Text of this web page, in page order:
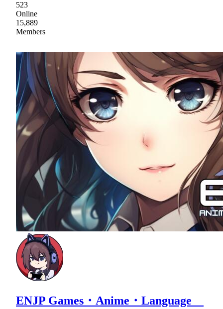
523
Online
15,889
Members
ENJP Games・Anime・Language